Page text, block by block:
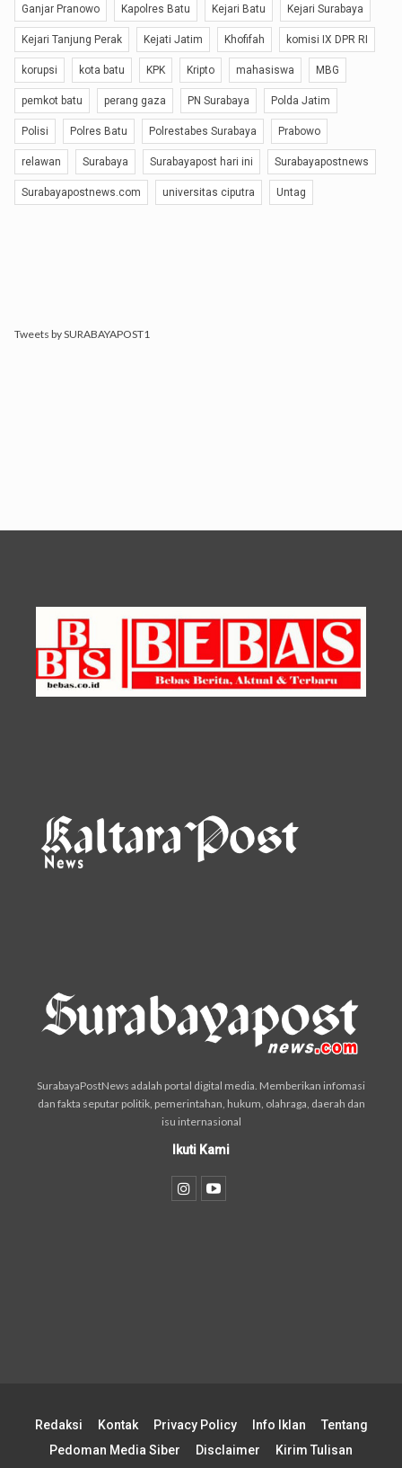
Ganjar Pranowo Kapolres Batu Kejari Batu Kejari Surabaya
Kejari Tanjung Perak Kejati Jatim Khofifah komisi IX DPR RI
korupsi kota batu KPK Kripto mahasiswa MBG
pemkot batu perang gaza PN Surabaya Polda Jatim
Polisi Polres Batu Polrestabes Surabaya Prabowo
relawan Surabaya Surabayapost hari ini Surabayapostnews
Surabayapostnews.com universitas ciputra Untag
Tweets by SURABAYAPOST1
SurabayaPostNews adalah portal digital media. Memberikan infomasi
dan fakta seputar politik, pemerintahan, hukum, olahraga, daerah dan
isu internasional
Ikuti Kami
Redaksi Kontak Privacy Policy Info Iklan
Tentang
Pedoman Media Siber
Disclaimer Kirim Tulisan